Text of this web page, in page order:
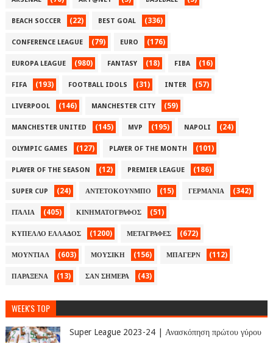
BEACH SOCCER (22) BEST GOAL (336)
CONFERENCE LEAGUE (79) EURO (176)
EUROPA LEAGUE (980) FANTASY (18) FIBA (16)
FIFA (193) FOOTBALL IDOLS (31) INTER (57)
LIVERPOOL (146) MANCHESTER CITY (59)
MANCHESTER UNITED (145) MVP (195) NAPOLI (24)
OLYMPIC GAMES (127) PLAYER OF THE MONTH (101)
PLAYER OF THE SEASON (12) PREMIER LEAGUE (186)
SUPER CUP (24) ΑΝΤΕΤΟΚΟΥΝΜΠΟ (15) ΓΕΡΜΑΝΙΑ (342)
ΙΤΑΛΙΑ (405) ΚΙΝΗΜΑΤΟΓΡΑΦΟΣ (51)
ΚΥΠΕΛΛΟ ΕΛΛΑΔΟΣ (1200) ΜΕΤΑΓΡΑΦΕΣ (672)
ΜΟΥΝΤΙΑΛ (603) ΜΟΥΣΙΚΗ (156) ΜΠΑΓΕΡΝ (112)
ΠΑΡΑΞΕΝΑ (13) ΣΑΝ ΣΗΜΕΡΑ (43)
WEEK'S TOP
Super League 2023-24 | Ανασκόπηση πρώτου γύρου